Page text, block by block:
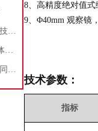
落镖冲击试验机的试验方法和技术指标
YY/T 0521- -2018牙科学种植体骨内牙种植体 动态疲劳试验
解析软包装阶梯压力环境和不同保压时间下的蠕变和破裂
8、高精度绝对值
9、Φ40mm 观察镜
技术参数：
指标